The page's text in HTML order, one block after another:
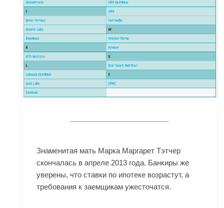
Знаменитая мать Марка Маргарет Тэтчер
скончалась в апреле 2013 года. Банкиры же
уверены, что ставки по ипотеке возрастут, а
требования к заемщикам ужесточатся.